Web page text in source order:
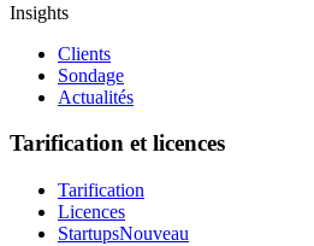
Insights
Clients
Sondage
Actualités
Tarification et licences
Tarification
Licences
StartupsNouveau